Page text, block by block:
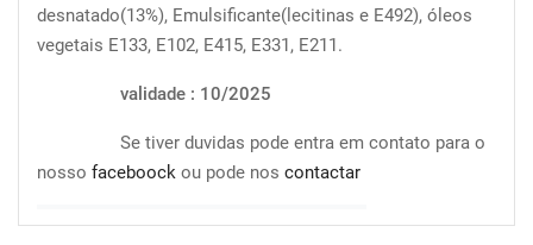
desnatado(13%), Emulsificante(lecitinas e E492), óleos
vegetais E133, E102, E415, E331, E211.
validade : 10/2025
Se tiver duvidas pode entra em contato para o
nosso faceboock ou pode nos contactar